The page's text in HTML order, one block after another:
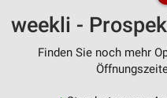
weekli -
Finden Sie noch mehr